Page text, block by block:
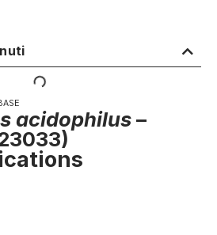
acidophilus–